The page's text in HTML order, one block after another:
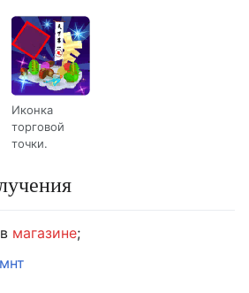
Иконка
торговой
точки.
в магазине;